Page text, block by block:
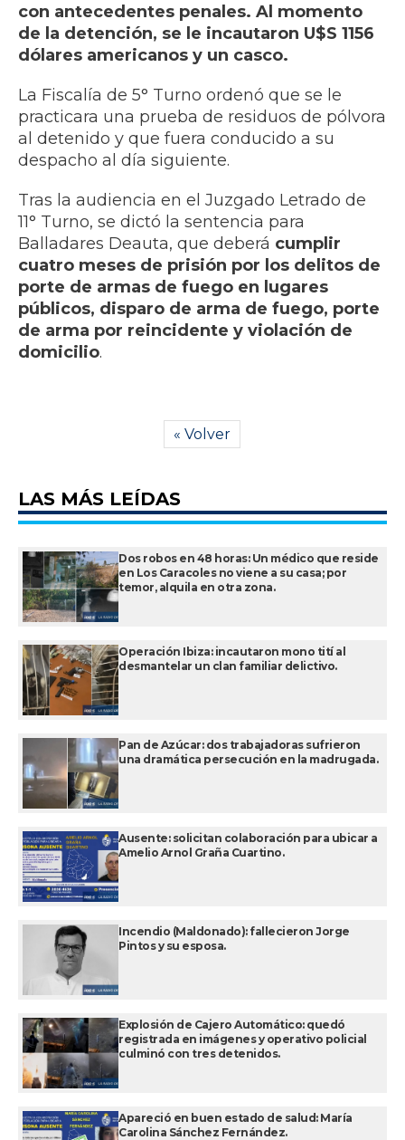
con antecedentes penales. Al momento
de la detención, se le incautaron U$S 1156
dólares americanos y un casco.
La Fiscalía de 5° Turno ordenó que se le
practicara una prueba de residuos de pólvora
al detenido y que fuera conducido a su
despacho al día siguiente.
Tras la audiencia en el Juzgado Letrado de
11° Turno, se dictó la sentencia para
Balladares Deauta, que deberá cumplir
cuatro meses de prisión por los delitos de
porte de armas de fuego en lugares
públicos, disparo de arma de fuego, porte
de arma por reincidente y violación de
domicilio.
« Volver
LAS MÁS LEÍDAS
Dos robos en 48 horas: Un médico que reside
en Los Caracoles no viene a su casa; por
temor, alquila en otra zona.
Operación Ibiza: incautaron mono tití al
desmantelar un clan familiar delictivo.
Pan de Azúcar: dos trabajadoras sufrieron
una dramática persecución en la madrugada.
Ausente: solicitan colaboración para ubicar a
Amelio Arnol Graña Cuartino.
Incendio (Maldonado): fallecieron Jorge
Pintos y su esposa.
Explosión de Cajero Automático: quedó
registrada en imágenes y operativo policial
culminó con tres detenidos.
Apareció en buen estado de salud: María
Carolina Sánchez Fernández.